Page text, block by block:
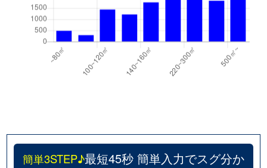
簡単3STEP♪最短45秒 簡単入力でスグ分か